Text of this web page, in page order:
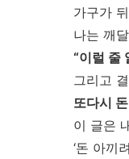
가구가
나는 깨
“이럴 줄
그리고
또다시
이 글은
‘돈 아끼